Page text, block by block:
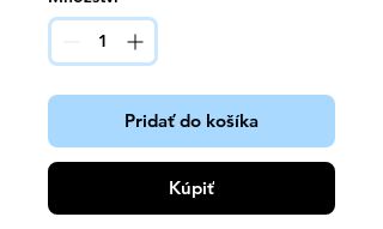
Pridať do košíka
Kúpiť